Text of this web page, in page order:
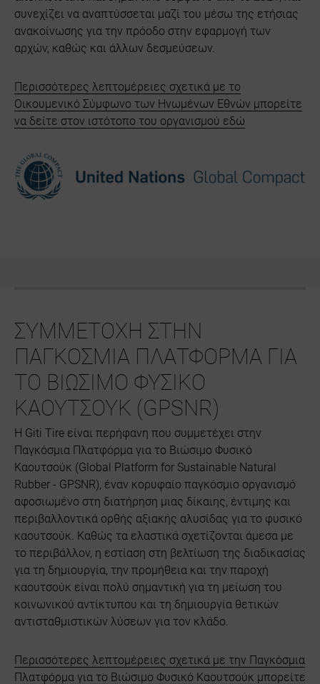
συνεχίζει να αναπτύσσεται μαζί του μέσω της ετήσιας
ανακοίνωσης για την πρόοδο στην εφαρμογή των
αρχών, καθώς και άλλων δεσμεύσεων.
Περισσότερες λεπτομέρειες σχετικά με το
Οικουμενικό Σύμφωνο των Ηνωμένων Εθνών μπορείτε
να δείτε στον ιστότοπο του οργανισμού εδώ
ΣΥΜΜΕΤΟΧΗ ΣΤΗΝ
ΠΑΓΚΟΣΜΙΑ ΠΛΑΤΦΟΡΜΑ ΓΙΑ
ΤΟ ΒΙΩΣΙΜΟ ΦΥΣΙΚΟ
ΚΑΟΥΤΣΟΥΚ (GPSNR)
Η Giti Tire είναι περήφανη που συμμετέχει στην
Παγκόσμια Πλατφόρμα για το Βιώσιμο Φυσικό
Καουτσούκ (Global Platform for Sustainable Natural
Rubber - GPSNR), έναν κορυφαίο παγκόσμιο οργανισμό
αφοσιωμένο στη διατήρηση μιας δίκαιης, έντιμης και
περιβαλλοντικά ορθής αξιακής αλυσίδας για το φυσικό
καουτσούκ. Καθώς τα ελαστικά σχετίζονται άμεσα με
το περιβάλλον, η εστίαση στη βελτίωση της διαδικασίας
για τη δημιουργία, την προμήθεια και την παροχή
καουτσούκ είναι πολύ σημαντική για τη μείωση του
κοινωνικού αντίκτυπου και τη δημιουργία θετικών
αντισταθμιστικών λύσεων για τον κλάδο.
Περισσότερες λεπτομέρειες σχετικά με την Παγκόσμια
Πλατφόρμα για το Βιώσιμο Φυσικό Καουτσούκ μπορείτε